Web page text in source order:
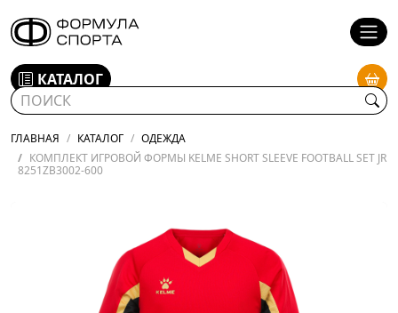
КАТАЛОГ
ГЛАВНАЯ КАТАЛОГ
ОДЕЖДА
КОМПЛЕКТ ИГРОВОЙ ФОРМЫ KELME SHORT SLEEVE FOOTBALL SET JR
8251ZB3002-600